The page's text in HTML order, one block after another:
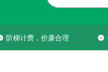
阶梯计费，价廉合理